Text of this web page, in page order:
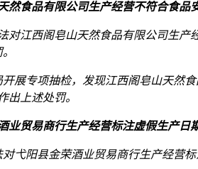
然食品有限公司生产经营不符合食
对江西阁皂山天然食品有限公司生
开展专项抽检，发现江西阁皂山天然
出上述处罚。
业贸易商行生产经营标注虚假生产日
弋阳县金荣酒业贸易商行生产经营